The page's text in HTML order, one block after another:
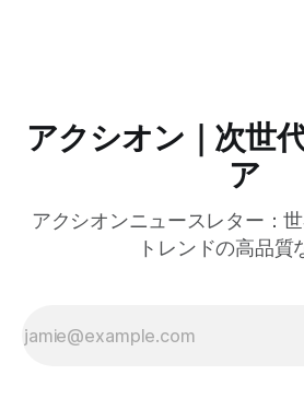
アクシオン｜次世
ア
アクシオンニュースレター：
トレンドの高品質